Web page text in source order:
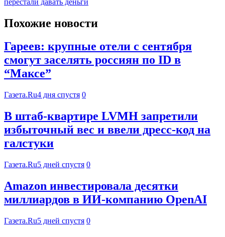
Похожие новости
Гареев: крупные отели с сентября
смогут заселять россиян по ID в
“Максе”
Газета.Ru4 дня спустя 0
В штаб-квартире LVMH запретили
избыточный вес и ввели дресс-код на
галстуки
Газета.Ru5 дней спустя 0
Amazon инвестировала десятки
миллиардов в ИИ-компанию OpenAI
Газета.Ru5 дней спустя 0